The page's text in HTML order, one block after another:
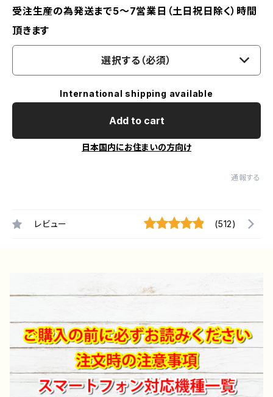
受注生産の為発送まで5～7営業日（土日祝日除く）時間
頂きます
選択する（必須）
International shipping available
Add to cart
日本国内にお住まいの方向け
通報する
レビュー (512)